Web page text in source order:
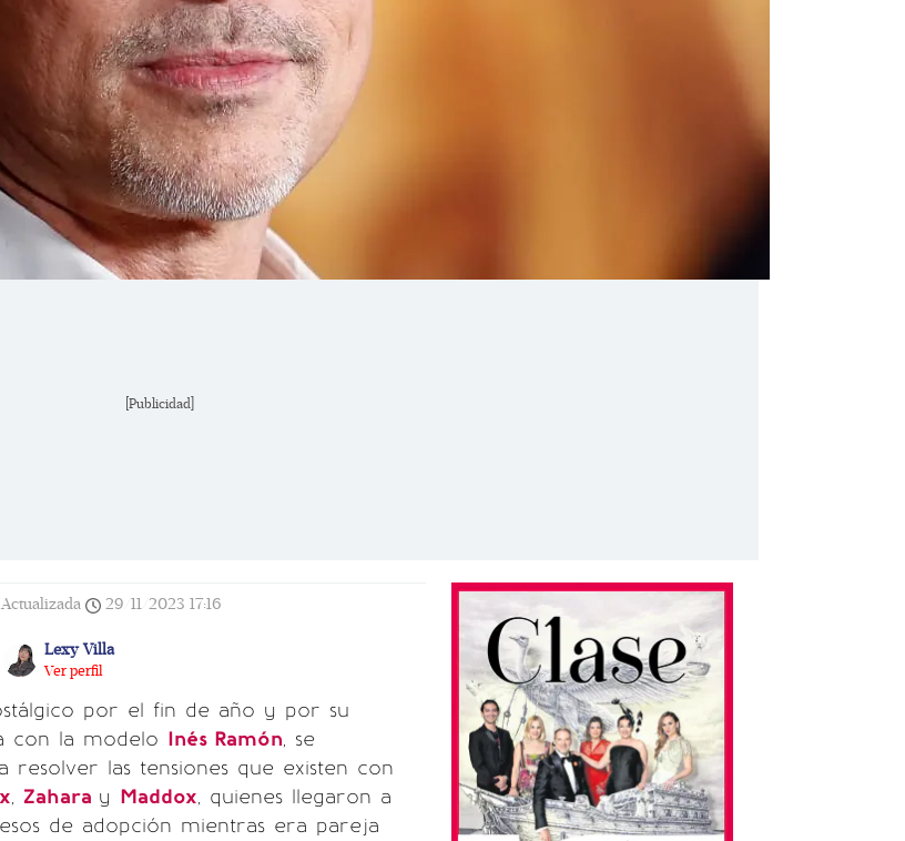
[Publicidad]
Actualizada 29/11/2023 17:16
Lexy Villa
Ver perfil
por el fin de año y por su
con la modelo Inés Ramón, se
resolver las tensiones que existen con
, Zahara y Maddox, quienes llegaron a
de adopción mientras era pareja